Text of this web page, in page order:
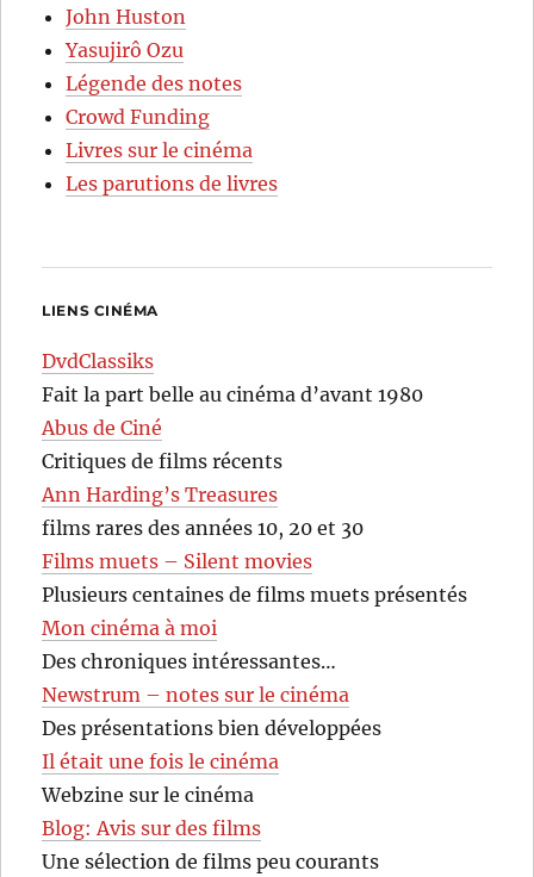
John Huston
Yasujirô Ozu
Légende des notes
Crowd Funding
Livres sur le cinéma
Les parutions de livres
LIENS CINÉMA
DvdClassiks
Fait la part belle au cinéma d’avant 1980
Abus de Ciné
Critiques de films récents
Ann Harding’s Treasures
films rares des années 10, 20 et 30
Films muets – Silent movies
Plusieurs centaines de films muets présentés
Mon cinéma à moi
Des chroniques intéressantes…
Newstrum – notes sur le cinéma
Des présentations bien développées
Il était une fois le cinéma
Webzine sur le cinéma
Blog: Avis sur des films
Une sélection de films peu courants